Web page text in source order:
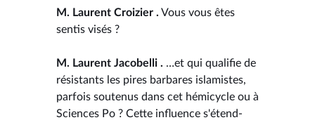
M. Laurent Croizier . Vous vous êtes
sentis visés ?
M. Laurent Jacobelli . …et qui qualifie de
résistants les pires barbares islamistes,
parfois soutenus dans cet hémicycle ou à
Sciences Po ? Cette influence s'étend-